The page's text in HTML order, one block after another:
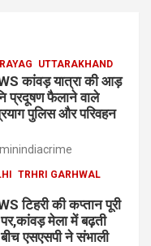
UTTARAKHAND
कांवड़ यात्रा की आड़
प्रदूषण फैलाने वाले
पुलिस और परिवहन
TRHRI GARHWAL
टिहरी की कप्तान पूरी
मेला में बढ़ती
एसएसपी ने संभाली